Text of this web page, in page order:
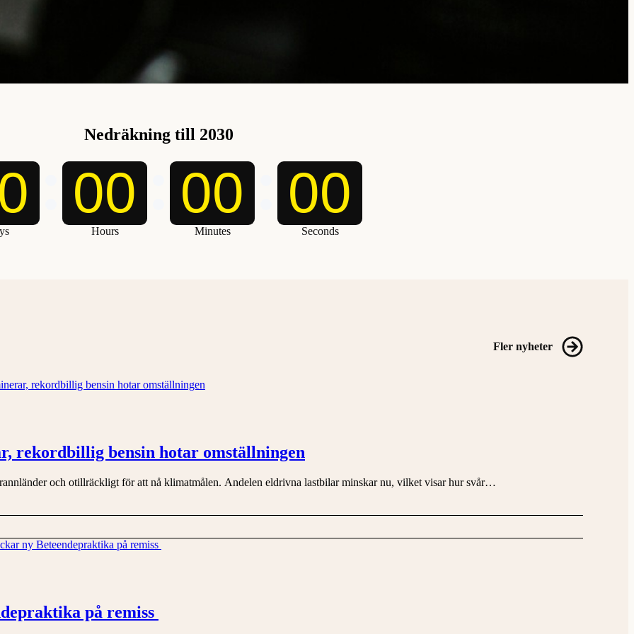
Nedräkning till 2030
00
Hours
00
Minutes
00
Seconds
Fler nyheter
rekordbillig bensin hotar omställningen
och otillräckligt för att nå klimatmålen. Andelen eldrivna lastbilar minskar nu, vilket visar hur svår…
på remiss